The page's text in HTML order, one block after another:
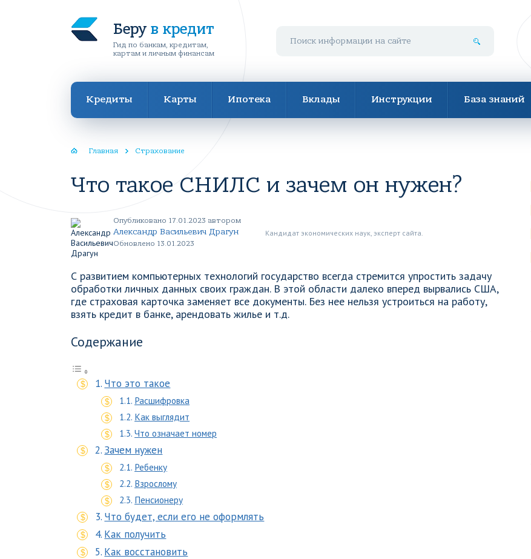
Беру в кредит
Гид по банкам, кредитам,
картам и личным финансам
Кредиты Карты Ипотека Вклады Инструкции База знаний
Главная Страхование
Что такое СНИЛС и зачем он нужен?
Опубликовано 17.01.2023 автором
Александр Васильевич Драгун
Обновлено 13.01.2023
Кандидат экономических наук, эксперт сайта.
С развитием компьютерных технологий государство всегда стремится упростить задачу
обработки личных данных своих граждан. В этой области далеко вперед вырвались США,
где страховая карточка заменяет все документы. Без нее нельзя устроиться на работу,
взять кредит в банке, арендовать жилье и т.д.
Содержание
Что это такое
Расшифровка
Как выглядит
Что означает номер
Зачем нужен
Ребенку
Взрослому
Пенсионеру
Что будет, если его не оформлять
Как получить
Как восстановить